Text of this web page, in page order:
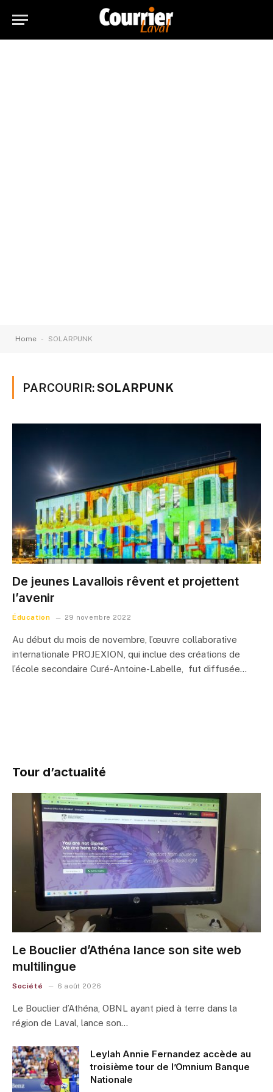
Home - SOLARPUNK
PARCOURIR:SOLARPUNK
De jeunes Lavallois rêvent et projettent
l’avenir
Éducation 29 novembre 2022
Au début du mois de novembre, l’œuvre collaborative
internationale PROJEXION, qui inclue des créations de
l’école secondaire Curé-Antoine-Labelle, fut diffusée…
Tour d’actualité
Le Bouclier d’Athéna lance son site web
multilingue
Société 6 août 2026
Le Bouclier d’Athéna, OBNL ayant pied à terre dans la
région de Laval, lance son…
Leylah Annie Fernandez accède au
troisième tour de l’Omnium Banque
Nationale